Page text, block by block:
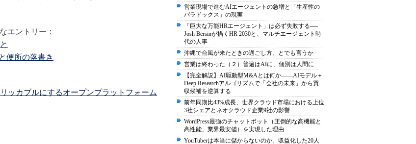
エントリー：
便所の落書き
ッカブルにするオープンプラットフォーム
営業現場で進むAIエージェントの急増と「生産性の
パラドックス」の現実
「巨大な万能HRエージェント」は必ず失敗する----
Josh Bersinが描くHR 2030と、マルチエージェント時
代の人事
沖縄で台風が来たときの過ごし方、とでも言うか
営業は終わった（２）普遍はAIに、個別は人間に
【完全解説】AI駆動型M&Aとは何か――AIモデル＋
Deep Researchアルゴリズムで「会社の未来」から買
収候補を逆算する
前年同期比43%成長、世界クラウド市場における上位
3社シェアとネオクラウド企業9社の影響
WordPress最強のチャットボット（圧倒的な高機能と
高性能、業界最安値）を実現した理由
YouTuberは本当に儲からないのか。収益化した20人